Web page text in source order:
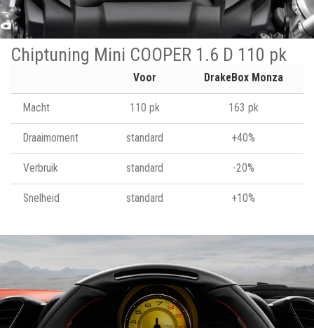
Chiptuning Mini COOPER 1.6 D 110 pk
Voor DrakeBox Monza
Macht 110 pk 163 pk
Draaimoment standard +40%
Verbruik standard -20%
Snelheid standard +10%